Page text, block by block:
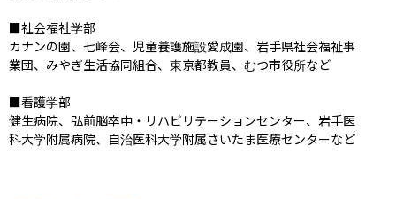
■社会福祉学部
カナンの園、七峰会、児童養護施設愛成園、岩手県社会福祉事
業団、みやぎ生活協同組合、東京都教員、むつ市役所など
■看護学部
健生病院、弘前脳卒中・リハビリテーションセンター、岩手医
科大学附属病院、自治医科大学附属さいたま医療センターなど